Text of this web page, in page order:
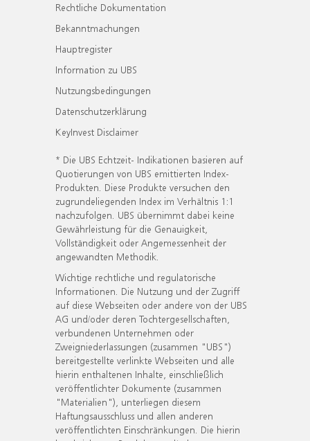
Rechtliche Dokumentation
Bekanntmachungen
Hauptregister
Information zu UBS
Nutzungsbedingungen
Datenschutzerklärung
KeyInvest Disclaimer
* Die UBS Echtzeit- Indikationen basieren auf
Quotierungen von UBS emittierten Index-
Produkten. Diese Produkte versuchen den
zugrundeliegenden Index im Verhältnis 1:1
nachzufolgen. UBS übernimmt dabei keine
Gewährleistung für die Genauigkeit,
Vollständigkeit oder Angemessenheit der
angewandten Methodik.
Wichtige rechtliche und regulatorische
Informationen. Die Nutzung und der Zugriff
auf diese Webseiten oder andere von der UBS
AG und/oder deren Tochtergesellschaften,
verbundenen Unternehmen oder
Zweigniederlassungen (zusammen "UBS")
bereitgestellte verlinkte Webseiten und alle
hierin enthaltenen Inhalte, einschließlich
veröffentlichter Dokumente (zusammen
"Materialien"), unterliegen diesem
Haftungsausschluss und allen anderen
veröffentlichten Einschränkungen. Die hierin